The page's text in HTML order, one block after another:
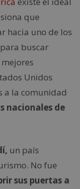
que
hacia uno de los
buscar
Unidos
a la comunidad
nacionales de
un país
No fue
sus puertas a